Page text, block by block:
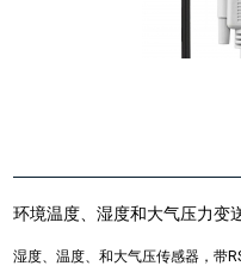
环境温度、湿度和大气压力变
湿度、温度、和大气压传感器，带